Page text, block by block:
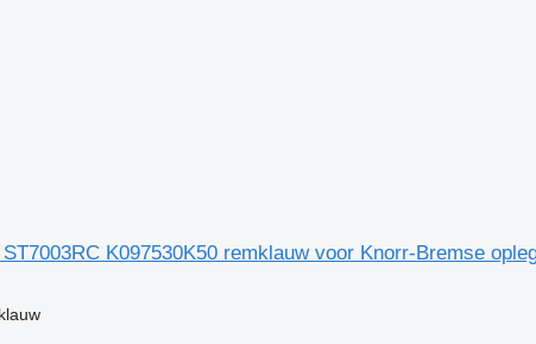
K097530K50 remklauw voor Knorr-Bremse